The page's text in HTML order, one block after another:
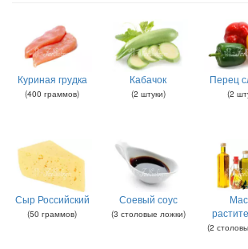
Куриная грудка
(400 граммов)
Кабачок
(2 штуки)
Перец
(2
Сыр Российский
(50 граммов)
Соевый соус
(3 столовые ложки)
(2